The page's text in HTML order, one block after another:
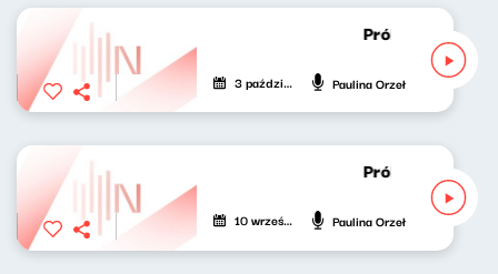
Próbny lot
3 października 2025 Paulina Orzeł
Próbny lot
10 września 2025 Paulina Orzeł